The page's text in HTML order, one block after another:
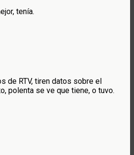
tenía.
de RTV, tiren datos sobre el
polenta se ve que tiene, o tuvo.